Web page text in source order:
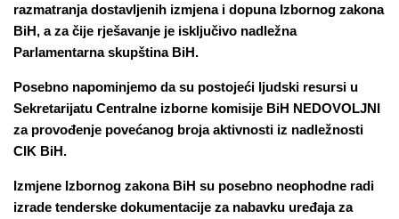
razmatranja dostavljenih izmjena i dopuna Izbornog zakona
BiH, a za čije rješavanje je isključivo nadležna
Parlamentarna skupština BiH.
Posebno napominjemo da su postojeći ljudski resursi u
Sekretarijatu Centralne izborne komisije BiH NEDOVOLJNI
za provođenje povećanog broja aktivnosti iz nadležnosti
CIK BiH.
Izmjene Izbornog zakona BiH su posebno neophodne radi
izrade tenderske dokumentacije za nabavku uređaja za